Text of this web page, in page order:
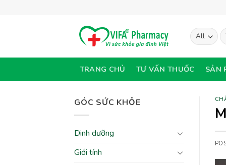
TRANG CHỦ TƯ VẤN THUỐC SẢN
GÓC SỨC KHỎE
Dinh dưỡng
Giới tính